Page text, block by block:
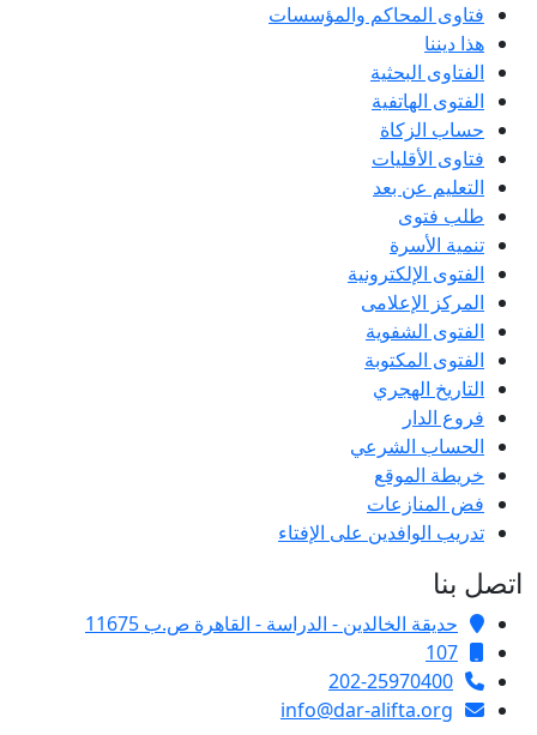
فتاوى المحاكم والمؤسسات
هذا ديننا
الفتاوى البحثية
الفتوى الهاتفية
حساب الزكاة
فتاوى الأقليات
التعليم عن بعد
طلب فتوى
تنمية الأسرة
الفتوى الإلكترونية
المركز الإعلامى
الفتوى الشفوية
الفتوى المكتوبة
التاريخ الهجري
فروع الدار
الحساب الشرعي
خريطة الموقع
فض المنازعات
تدريب الوافدين على الإفتاء
اتصل بنا
حديقة الخالدين - الدراسة - القاهرة ص.ب 11675
107
202-25970400
info@dar-alifta.org